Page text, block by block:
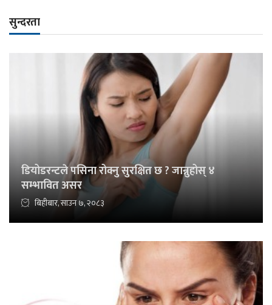
सुन्दरता
डियोडरन्टले पसिना रोक्नु सुरक्षित छ ? जान्नुहोस् ४
सम्भावित असर
बिहीबार, साउन ७, २०८३